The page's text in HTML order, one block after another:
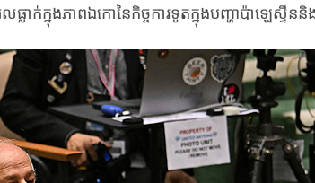
ាក់​ក្នុង​ភាព​​ឯកោនៃ​កិច្ច​ការ​ទូតក្នុង​បញ្ហា​ប៉ាឡេស្ទីន​និ